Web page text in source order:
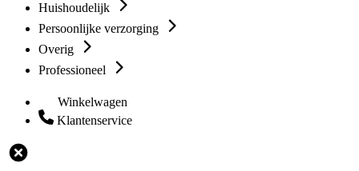
Huishoudelijk
Persoonlijke verzorging
Overig
Professioneel
Winkelwagen
Klantenservice